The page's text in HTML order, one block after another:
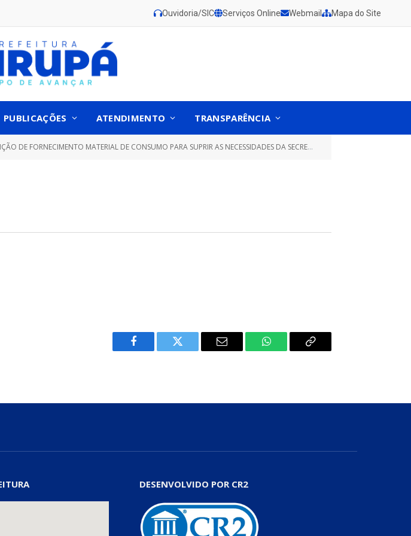
Ouvidoria/SIC Serviços Online Webmail Mapa do Site
PUBLICAÇÕES ATENDIMENTO TRANSPARÊNCIA
MATERIAL DE CONSUMO PARA SUPRIR AS NECESSIDADES DA SECRETARIA MUNICIPAL DE SAÚDE DE GURUPÁ)
Facebook Twitter
E-
WhatsAppCopiar
DESENVOLVIDO POR CR2